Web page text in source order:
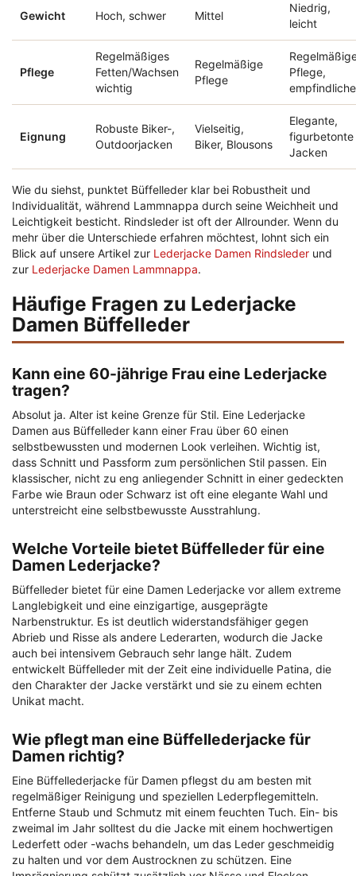
Gewicht Hoch, schwer Mittel
Niedrig,
leicht
Pflege
Regelmäßiges
Fetten/Wachsen
wichtig
Regelmäßige
Pflege
Pflege,
Eignung
Robuste Biker-,
Outdoorjacken
Vielseitig,
Biker, Blousons
Elegante,
figurbetonte
Jacken
Wie du siehst, punktet Büffelleder klar bei Robustheit und
Individualität, während Lammnappa durch seine Weichheit und
Leichtigkeit besticht. Rindsleder ist oft der Allrounder. Wenn du
mehr über die Unterschiede erfahren möchtest, lohnt sich ein
Blick auf unsere Artikel zur Lederjacke Damen Rindsleder und
zur Lederjacke Damen Lammnappa.
Häufige Fragen zu Lederjacke
Damen Büffelleder
Kann eine 60-jährige Frau eine Lederjacke
tragen?
Absolut ja. Alter ist keine Grenze für Stil. Eine Lederjacke
Damen aus Büffelleder kann einer Frau über 60 einen
selbstbewussten und modernen Look verleihen. Wichtig ist,
dass Schnitt und Passform zum persönlichen Stil passen. Ein
klassischer, nicht zu eng anliegender Schnitt in einer gedeckten
Farbe wie Braun oder Schwarz ist oft eine elegante Wahl und
unterstreicht eine selbstbewusste Ausstrahlung.
Welche Vorteile bietet Büffelleder für eine
Damen Lederjacke?
Büffelleder bietet für eine Damen Lederjacke vor allem extreme
Langlebigkeit und eine einzigartige, ausgeprägte
Narbenstruktur. Es ist deutlich widerstandsfähiger gegen
Abrieb und Risse als andere Lederarten, wodurch die Jacke
auch bei intensivem Gebrauch sehr lange hält. Zudem
entwickelt Büffelleder mit der Zeit eine individuelle Patina, die
den Charakter der Jacke verstärkt und sie zu einem echten
Unikat macht.
Wie pflegt man eine Büffellederjacke für
Damen richtig?
Eine Büffellederjacke für Damen pflegst du am besten mit
regelmäßiger Reinigung und speziellen Lederpflegemitteln.
Entferne Staub und Schmutz mit einem feuchten Tuch. Ein- bis
zweimal im Jahr solltest du die Jacke mit einem hochwertigen
Lederfett oder -wachs behandeln, um das Leder geschmeidig
zu halten und vor dem Austrocknen zu schützen. Eine